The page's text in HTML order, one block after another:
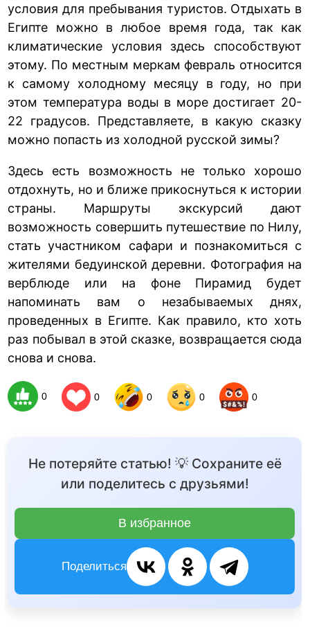
условия для пребывания туристов. Отдыхать в
Египте можно в любое время года, так как
климатические условия здесь способствуют
этому. По местным меркам февраль относится
к самому холодному месяцу в году, но при
этом температура воды в море достигает 20-
22 градусов. Представляете, в какую сказку
можно попасть из холодной русской зимы?
Здесь есть возможность не только хорошо
отдохнуть, но и ближе прикоснуться к истории
страны. Маршруты экскурсий дают
возможность совершить путешествие по Нилу,
стать участником сафари и познакомиться с
жителями бедуинской деревни. Фотография на
верблюде или на фоне Пирамид будет
напоминать вам о незабываемых днях,
проведенных в Египте. Как правило, кто хоть
раз побывал в этой сказке, возвращается сюда
снова и снова.
0 0 0 0 0
Не потеряйте статью! 💡 Сохраните её
или поделитесь с друзьями!
В избранное
Поделиться